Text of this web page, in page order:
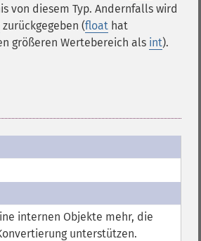
von diesem Typ. Andernfalls wird
zurückgegeben (float hat
größeren Wertebereich als int).
internen Objekte mehr, die
unterstützen.